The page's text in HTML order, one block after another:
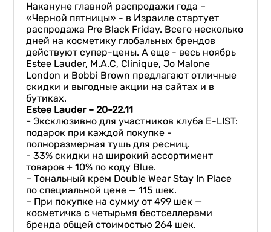
Накануне главной распродажи года –
«Черной пятницы» - в Израиле стартует
распродажа Pre Black Friday. Всего несколько
дней на косметику глобальных брендов
действуют супер-цены. А еще - весь ноябрь
Estee Lauder, М.А.С, Clinique, Jo Malone
London и Bobbi Brown предлагают отличные
скидки и выгодные акции на сайтах и в
бутиках.
Estee Lauder – 20-22.11
-Эксклюзивно для участников клуба E-LIST:
подарок при каждой покупке -
полноразмерная тушь для ресниц.
- 33% скидки на широкий ассортимент
товаров + 10% по коду Blue.
– Тональный крем Double Wear Stay In Place
по специальной цене — 115 шек.
– При покупке на сумму от 499 шек —
косметичка с четырьмя бестселлерами
бренда общей стоимостью 264 шек.